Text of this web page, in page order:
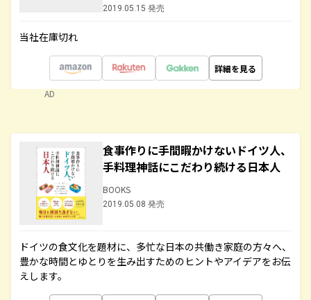
2019.05.15 発売
当社在庫切れ
詳細を見る
AD
食事作りに手間暇かけないドイツ人、
手料理神話にこだわり続ける日本人
BOOKS
2019.05.08 発売
ドイツの食文化を題材に、多忙な日本の共働き家庭の方々へ、
豊かな時間とゆとりを生み出すためのヒントやアイデアをお伝
えします。